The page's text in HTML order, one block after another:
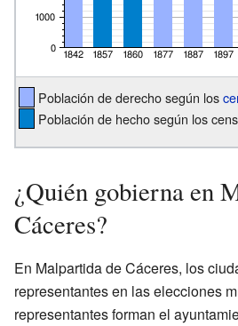
Población de derecho según los
Población de hecho según los
¿Quién gobierna en
Cáceres?
En Malpartida de Cáceres, los
representantes en las elecciones
representantes forman el